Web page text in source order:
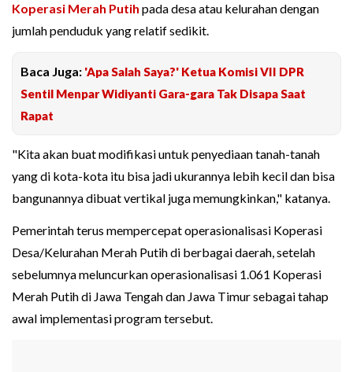
Koperasi Merah Putih pada desa atau kelurahan dengan
jumlah penduduk yang relatif sedikit.
Baca Juga: 'Apa Salah Saya?' Ketua Komisi VII DPR
Sentil Menpar Widiyanti Gara-gara Tak Disapa Saat
Rapat
"Kita akan buat modifikasi untuk penyediaan tanah-tanah
yang di kota-kota itu bisa jadi ukurannya lebih kecil dan bisa
bangunannya dibuat vertikal juga memungkinkan," katanya.
Pemerintah terus mempercepat operasionalisasi Koperasi
Desa/Kelurahan Merah Putih di berbagai daerah, setelah
sebelumnya meluncurkan operasionalisasi 1.061 Koperasi
Merah Putih di Jawa Tengah dan Jawa Timur sebagai tahap
awal implementasi program tersebut.